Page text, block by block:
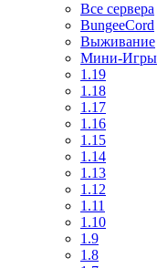
Все сервера
BungeeCord
Выживание
Мини-Игры
1.19
1.18
1.17
1.16
1.15
1.14
1.13
1.12
1.11
1.10
1.9
1.8